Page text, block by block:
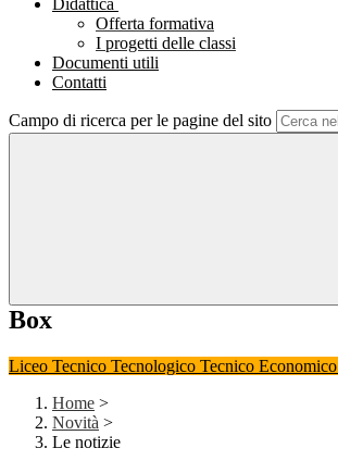
Didattica
Offerta formativa
I progetti delle classi
Documenti utili
Contatti
Campo di ricerca per le pagine del sito
Box
Liceo Tecnico Tecnologico Tecnico Economico
Home >
Novità >
Le notizie